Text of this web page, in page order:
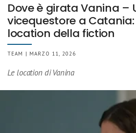
Dove è girata Vanina –
vicequestore a
location della fiction
TEAM | MARZO 11, 2026
Le location di Vanina